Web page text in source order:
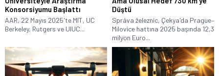
Konsorsiyumu Başlattı
AAR, 22 Mayıs 2025'te MIT, UC
Berkeley, Rutgers ve UIUC...
Düştü
Správa železnic, Çekya'da Prague–
Milovice hattına 2025 başında 12,3
milyon Euro...